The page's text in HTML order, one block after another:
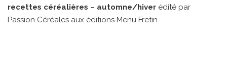
recettes céréalières – automne/hiver édité par
Passion Céréales aux éditions Menu Fretin.